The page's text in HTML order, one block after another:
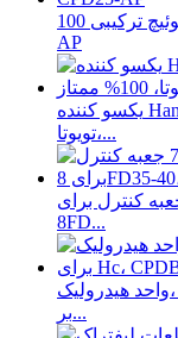
سوئیچ ترکیبی 100% AP251-700020-100 برای Hc، CPD25-
AP
یکسو کننده Hanzhi 23230-02N07، دینام برای لیفتراک
تویوتا،...
24310-36881-71/24310-36930-71 جعبه کنترل برای
8FD...
واحد هیدرولیک، ADSP120-610000-501 ایستگاه پمپاژ بالابر
بر...